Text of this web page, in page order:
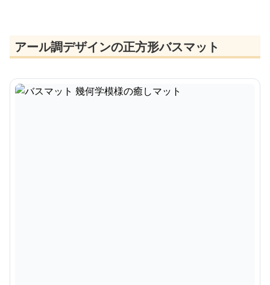
アール調デザインの正方形バスマット